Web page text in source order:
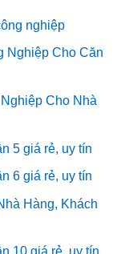
nghiệp
Nghiệp Cho Căn
Cho Nhà
5 giá rẻ, uy tín
6 giá rẻ, uy tín
Hàng, Khách